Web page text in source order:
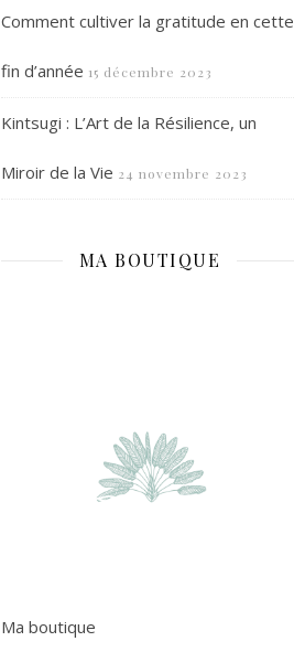
Comment cultiver la gratitude en cette
fin d’année 15 décembre 2023
Kintsugi : L’Art de la Résilience, un
Miroir de la Vie 24 novembre 2023
MA BOUTIQUE
Ma boutique